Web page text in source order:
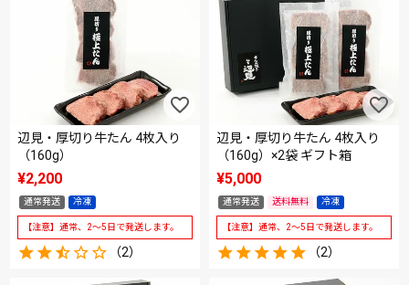
辺見・厚切り牛たん 4枚入り
（160g）
¥2,200
通常発送 冷凍
【注意】通常、2～5日で発送します。
（2）
辺見・厚切り牛たん 4枚入り
（160g）×2袋 ギフト箱
¥5,000
通常発送 送料無料 冷凍
【注意】通常、2～5日で発送します。
（2）